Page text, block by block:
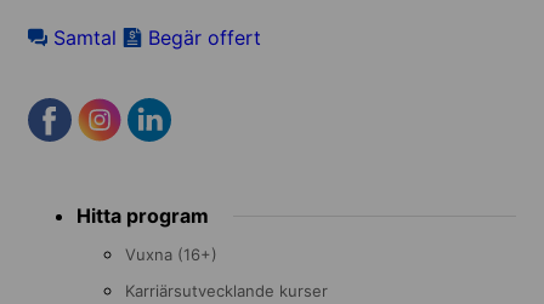
Samtal Begär offert
menu Hitta program
Vuxna (16+)
Karriärsutvecklande kurser